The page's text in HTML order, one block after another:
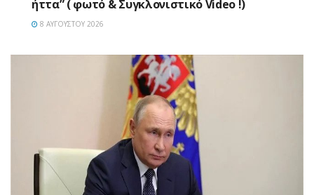
ήττα” ( φωτό & Συγκλονιστικό Video !)
8 ΑΥΓΟΎΣΤΟΥ 2026